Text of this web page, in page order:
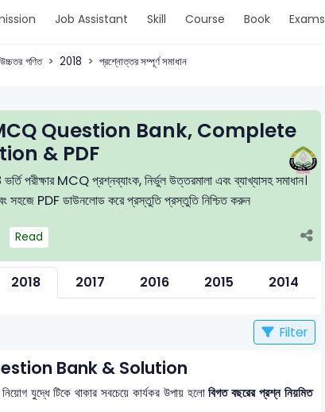
Job Assistant Skill Course Book Exams
উচ্চতর গণিত 2018 প্রশ্নোত্তর সম্পূর্ণ সমাধান
Question Bank, Complete
& PDF
পরীক্ষার MCQ প্রশ্নব্যাংক, নির্ভুল উত্তরমালা এবং ব্যাখ্যাসহ সমাধান।
সহজে PDF ডাউনলোড করে প্রস্তুতি প্রস্তুতি নিশ্চিত করুন
Read
2018 2017 2016 2015 2014
Filter
Bank & Solution
যুদ্ধে টিকে থাকার সবচেয়ে কার্যকর উপায় হলোবিগত বছরের প্রশ্ন নিয়মিত